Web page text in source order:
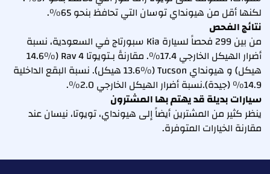
لكنها أقل من هيونداي توسان التي تحافظ بنحو 65%.
نتائج الفحص
من بين 299 فحصاً لسيارة Kia سبورتاج في السعودية، نسبة
أضرار الهيكل الخارجي 17.4%. مقارنةً بـتويوتا Rav 4 (14.6%
هيكل) و هيونداي Tucson (13.6% هيكل). نسبة البقع الداخلية
14.9% (جيدة).نسبة أضرار الهيكل الخارجي 2.0%.
سيارات بديلة قد يهتم بها المشترون
ينظر كثير من المشترين أيضاً إلى هيونداي، تويوتا، نيسان عند
مقارنة الخيارات المتوفرة.